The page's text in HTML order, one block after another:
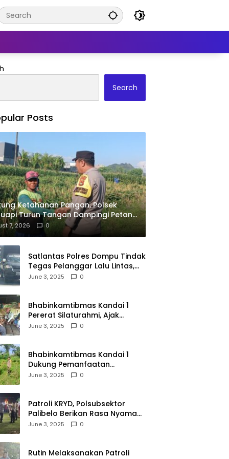
Search
Posts
Ketahanan Pangan, Polsek
Turun Tangan Dampingi Petani
Karang Bongkot
7, 2026 0
Satlantas Polres Dompu Tindak
Tegas Pelanggar Lalu Lintas,
Mobil Bodong, dan Kendaraan
June 3, 2025 0
Bhabinkamtibmas Kandai 1
Pererat Silaturahmi, Ajak
Warga Jaga Keamanan
June 3, 2025 0
Bhabinkamtibmas Kandai 1
Dukung Pemanfaatan
Pekarangan untuk Ketahanan
June 3, 2025 0
Patroli KRYD, Polsubsektor
Palibelo Berikan Rasa Nyaman
Bagi Masyarakat dan
June 3, 2025 0
Rutin Melaksanakan Patroli